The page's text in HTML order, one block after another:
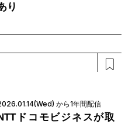
り
から1年間配信
ドコモビジネスが取